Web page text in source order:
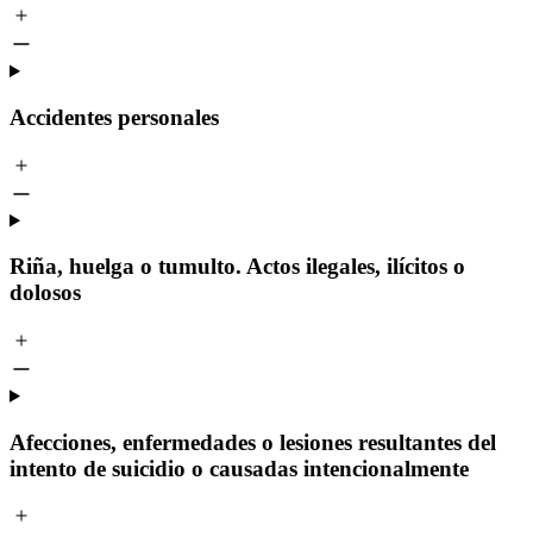
Accidentes personales
Riña, huelga o tumulto. Actos ilegales, ilícitos o
dolosos
Afecciones, enfermedades o lesiones resultantes del
intento de suicidio o causadas intencionalmente